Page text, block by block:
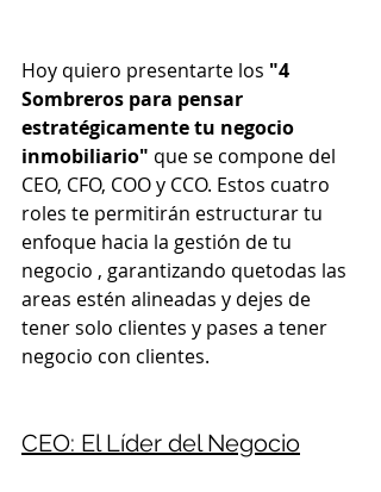
Hoy quiero presentarte los "4
Sombreros para pensar
estratégicamente tu negocio
inmobiliario" que se compone del
CEO, CFO, COO y CCO. Estos cuatro
roles te permitirán estructurar tu
enfoque hacia la gestión de tu
negocio , garantizando quetodas las
areas estén alineadas y dejes de
tener solo clientes y pases a tener
negocio con clientes.
CEO: El Líder del Negocio